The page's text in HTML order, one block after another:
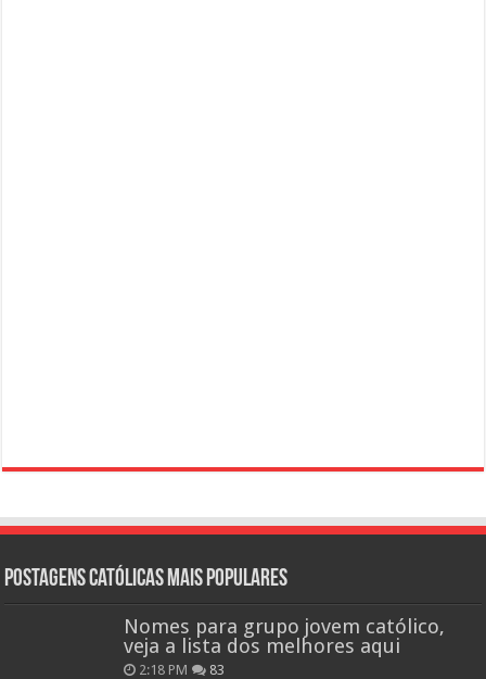
Postagens católicas mais Populares
Nomes para grupo jovem católico,
veja a lista dos melhores aqui
2:18 PM 83